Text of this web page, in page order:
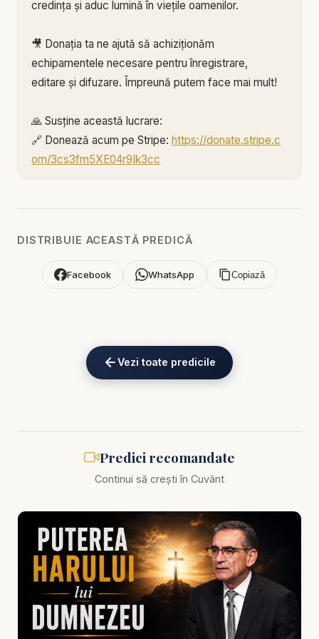
credința și aduc lumină în viețile oamenilor.
🎥 Donația ta ne ajută să achiziționăm
echipamentele necesare pentru înregistrare,
editare și difuzare. Împreună putem face mai mult!
🙏 Susține această lucrare:
🔗 Donează acum pe Stripe:https://donate.stripe.c
om/3cs3fm5XE04r9Ik3cc
această misiune! 💛
Alătură-te acestui canal pentru a primi acces la
Biblia zilnică: Ascultă Biblia într-un an pehttps://bibl
Pastor Valentin Dănăiață - Unitatea familiei în
Dumnezeu - predici creștine
Familia este cel mai prețios dar pe care Dumnezeu
gândită ca un loc al iubirii, al sprijinului și al creșterii
spirituale, dar în vremurile de astăzi familia este tot
mai mult atacată de tensiuni, neînțelegeri și valori
străine de planul lui Dumnezeu. În predica „Unitatea
familiei în Dumnezeu”, pastorul Valentin Dănăiață
abordează o temă vitală: cum putem păstra
DISTRIBUIE ACEASTĂ PREDICĂ
Facebook WhatsApp Copiază
Vezi toate predicile
Predici recomandate
Continui să crești în Cuvânt